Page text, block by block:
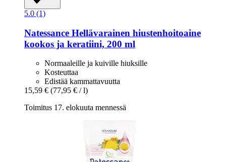
5.0 (1)
Natessance Hellävarainen hiustenhoitoaine
kookos ja keratiini, 200 ml
Normaaleille ja kuiville hiuksille
Kosteuttaa
Edistää kammattavuutta
15,59 € (77,95 € / l)
Toimitus 17. elokuuta mennessä